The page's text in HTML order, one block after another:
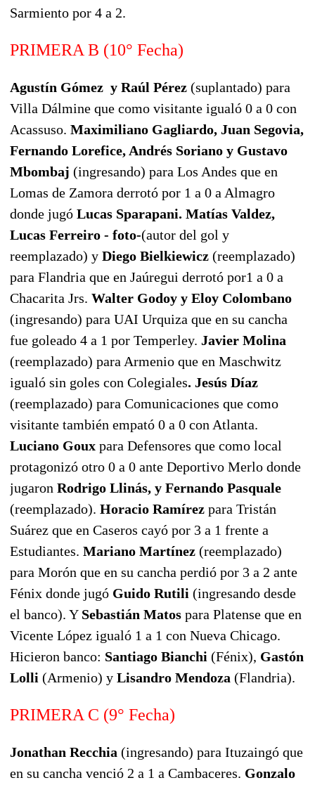
Sarmiento por 4 a 2.
PRIMERA B (10° Fecha)
Agustín Gómez y Raúl Pérez (suplantado) para
Villa Dálmine que como visitante igualó 0 a 0 con
Acassuso. Maximiliano Gagliardo, Juan Segovia,
Fernando Lorefice, Andrés Soriano y Gustavo
Mbombaj (ingresando) para Los Andes que en
Lomas de Zamora derrotó por 1 a 0 a Almagro
donde jugó Lucas Sparapani. Matías Valdez,
Lucas Ferreiro - foto-(autor del gol y
reemplazado) y Diego Bielkiewicz (reemplazado)
para Flandria que en Jaúregui derrotó por1 a 0 a
Chacarita Jrs. Walter Godoy y Eloy Colombano
(ingresando) para UAI Urquiza que en su cancha
fue goleado 4 a 1 por Temperley. Javier Molina
(reemplazado) para Armenio que en Maschwitz
igualó sin goles con Colegiales. Jesús Díaz
(reemplazado) para Comunicaciones que como
visitante también empató 0 a 0 con Atlanta.
Luciano Goux para Defensores que como local
protagonizó otro 0 a 0 ante Deportivo Merlo donde
jugaron Rodrigo Llinás, y Fernando Pasquale
(reemplazado). Horacio Ramírez para Tristán
Suárez que en Caseros cayó por 3 a 1 frente a
Estudiantes. Mariano Martínez (reemplazado)
para Morón que en su cancha perdió por 3 a 2 ante
Fénix donde jugó Guido Rutili (ingresando desde
el banco). Y Sebastián Matos para Platense que en
Vicente López igualó 1 a 1 con Nueva Chicago.
Hicieron banco: Santiago Bianchi (Fénix), Gastón
Lolli (Armenio) y Lisandro Mendoza (Flandria).
PRIMERA C (9° Fecha)
Jonathan Recchia (ingresando) para Ituzaingó que
en su cancha venció 2 a 1 a Cambaceres. Gonzalo